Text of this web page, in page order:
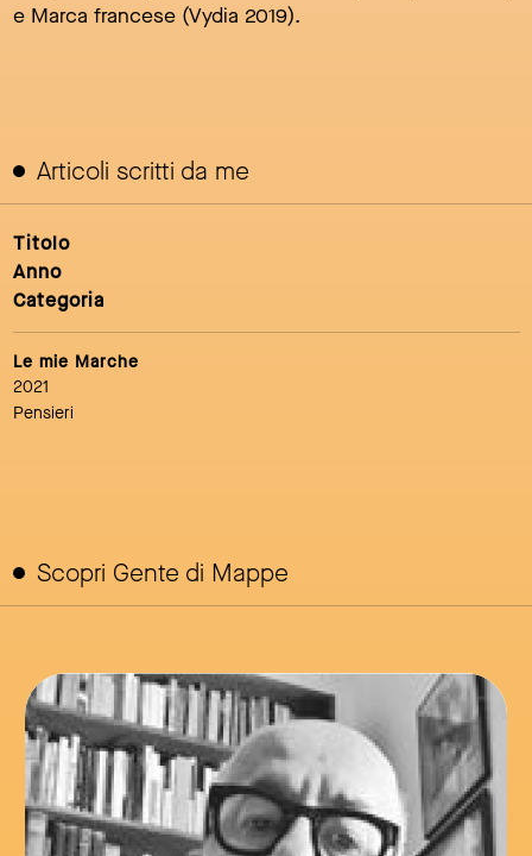
e Marca francese (Vydia 2019).
Articoli scritti da me
Titolo
Anno
Categoria
Le mie Marche
2021
Pensieri
Scopri Gente di Mappe
link to page